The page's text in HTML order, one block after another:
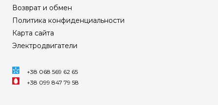
Возврат и обмен
Политика конфиденциальности
Карта сайта
Электродвигатели
+38 068 569 62 65
+38 099 847 79 58